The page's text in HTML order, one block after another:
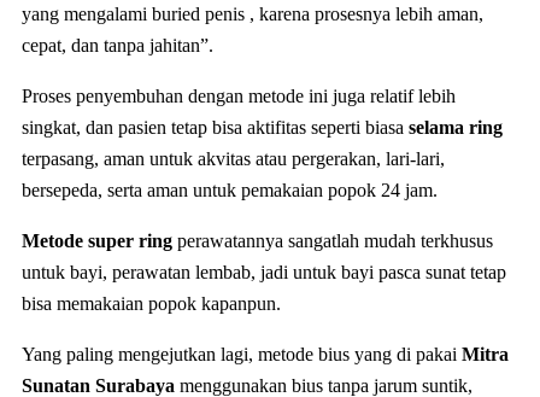
yang mengalami buried penis , karena prosesnya lebih aman,
cepat, dan tanpa jahitan”.
Proses penyembuhan dengan metode ini juga relatif lebih
singkat, dan pasien tetap bisa aktifitas seperti biasa selama ring
terpasang, aman untuk akvitas atau pergerakan, lari-lari,
bersepeda, serta aman untuk pemakaian popok 24 jam.
Metode super ring perawatannya sangatlah mudah terkhusus
untuk bayi, perawatan lembab, jadi untuk bayi pasca sunat tetap
bisa memakaian popok kapanpun.
Yang paling mengejutkan lagi, metode bius yang di pakai Mitra
Sunatan Surabaya menggunakan bius tanpa jarum suntik,